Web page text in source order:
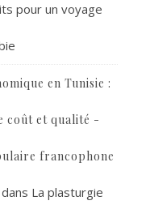
pour un voyage
en Tunisie :
coût et qualité -
francophone
dans La plasturgie